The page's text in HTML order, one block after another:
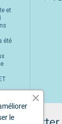
et
été
le